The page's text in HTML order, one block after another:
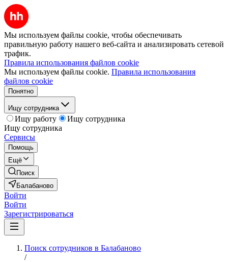
Мы используем файлы cookie, чтобы обеспечивать
правильную работу нашего веб-сайта и анализировать сетевой
трафик.
Правила использования файлов cookie
Мы используем файлы cookie. Правила использования
файлов cookie
Понятно
Ищу сотрудника
Ищу работу
Ищу сотрудника
Ищу сотрудника
Сервисы
Помощь
Ещё
Поиск
Балабаново
Войти
Войти
Зарегистрироваться
Поиск сотрудников в Балабаново
/